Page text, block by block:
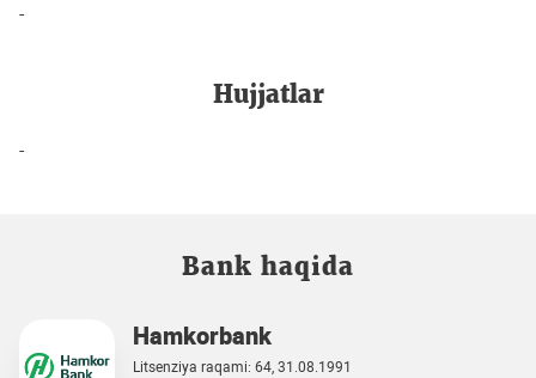
-
Hujjatlar
-
Bank haqida
Hamkorbank
Litsenziya raqami: 64, 31.08.1991